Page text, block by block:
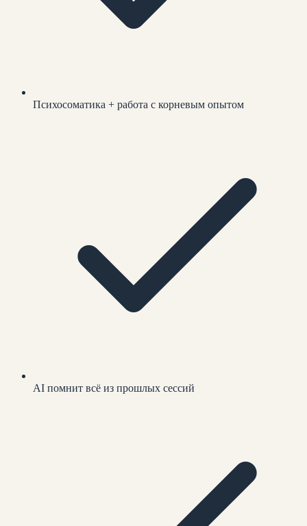
Психосоматика + работа с корневым опытом
AI помнит всё из прошлых сессий